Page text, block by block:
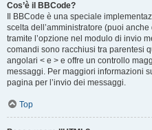
Cos’è il BBCode?
Il BBCode è una speciale
scelta dell’amministratore (puoi
tramite l’opzione nel modulo di invio
comandi sono racchiusi tra parentesi
angolari < e > e offre un controllo
messaggi. Per maggiori informazioni
pagina per l’invio dei messaggi.
Top